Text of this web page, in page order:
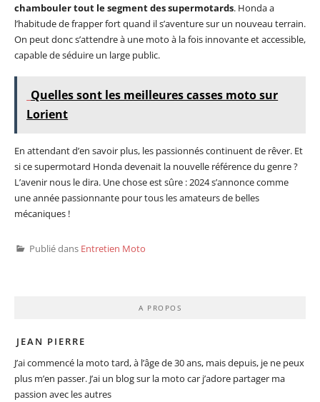
chambouler tout le segment des supermotards. Honda a
l’habitude de frapper fort quand il s’aventure sur un nouveau terrain.
On peut donc s’attendre à une moto à la fois innovante et accessible,
capable de séduire un large public.
Quelles sont les meilleures casses moto sur
Lorient
En attendant d’en savoir plus, les passionnés continuent de rêver. Et
si ce supermotard Honda devenait la nouvelle référence du genre ?
L’avenir nous le dira. Une chose est sûre : 2024 s’annonce comme
une année passionnante pour tous les amateurs de belles
mécaniques !
Publié dans Entretien Moto
A PROPOS
JEAN PIERRE
J’ai commencé la moto tard, à l’âge de 30 ans, mais depuis, je ne peux
plus m’en passer. J’ai un blog sur la moto car j’adore partager ma
passion avec les autres